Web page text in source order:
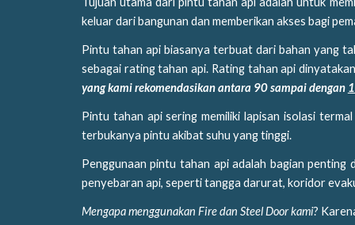
keluar dari bangunan dan memberikan akses bagi
Pintu tahan api biasanya terbuat dari bahan yang
sebagai rating tahan api. Rating tahan api
yang kami rekomendasikan antara 90 sampai dengan
Pintu tahan api sering memiliki lapisan isolasi
terbukanya pintu akibat suhu yang tinggi.
Penggunaan pintu tahan api adalah bagian
penyebaran api, seperti tangga darurat, koridor
Mengapa menggunakan Fire dan Steel Door kami?